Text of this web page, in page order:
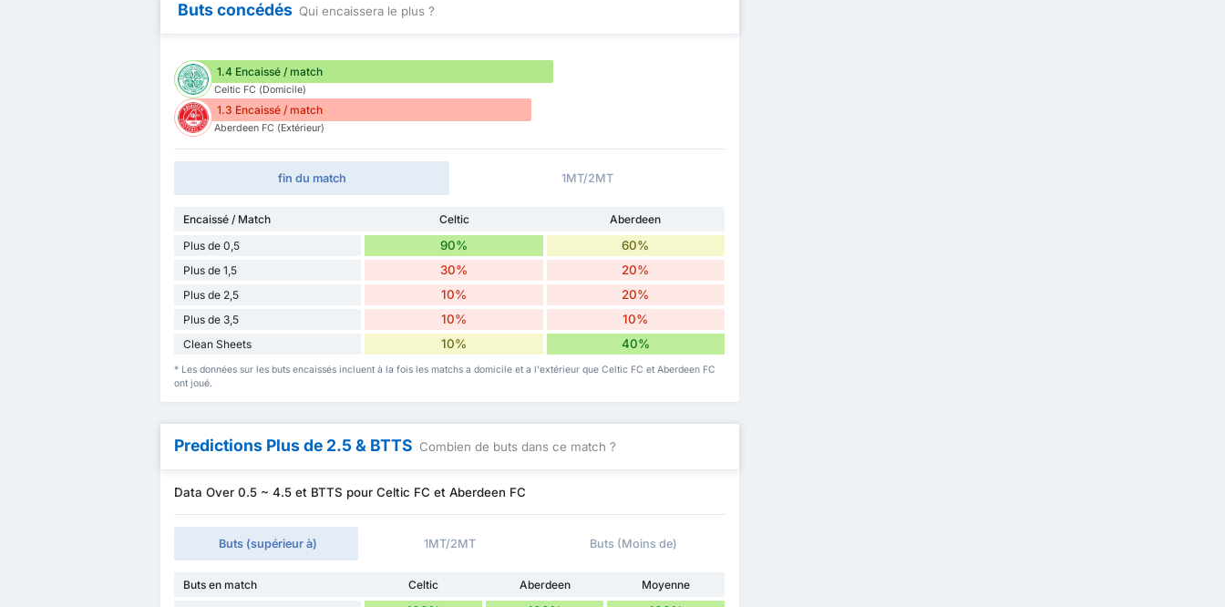
Buts concédés Qui encaissera le plus ?
1.4 Encaissé / match
Celtic FC (Domicile)
1.3 Encaissé / match
Aberdeen FC (Extérieur)
fin du match 1MT/2MT
Encaissé / Match Celtic
Aberdeen
Plus de 0,5
90% 60%
Plus de 1,5 30% 20%
Plus de 2,5 10% 20%
Plus de 3,5 10% 10%
Clean Sheets 10% 40%
* Les données sur les buts encaissés incluent à la fois les matchs a domicile et a l'extérieur que Celtic FC et Aberdeen FC
ont joué.
Predictions Plus de 2.5 & BTTS Combien de buts dans ce match ?
Data Over 0.5 ~ 4.5 et BTTS pour Celtic FC et Aberdeen FC
Buts (supérieur à) 1MT/2MT Buts (Moins de)
Buts en match Celtic Aberdeen
Moyenne